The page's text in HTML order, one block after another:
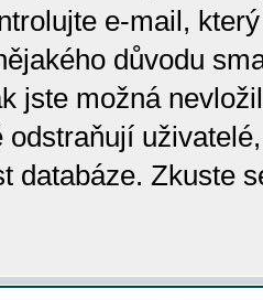
e-mail,
důvodu
jste možná
odstraňují
databáze. Zkuste